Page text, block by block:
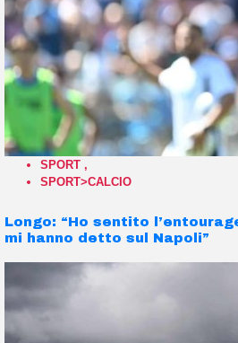
SPORT ,
SPORT>CALCIO
Longo: “Ho sentito
mi hanno detto sul Napoli”